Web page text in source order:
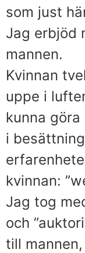
som just
Jag erbjöd
mannen.
Kvinnan
uppe i
kunna
i
kvinnan:
Jag tog
och
till